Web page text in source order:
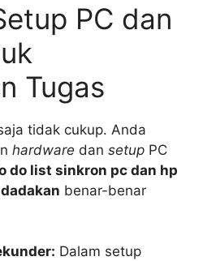
PC dan
Tugas
tidak cukup. Anda
hardware dan setup PC
do list sinkron pc dan hp
benar-benar
Dalam setup